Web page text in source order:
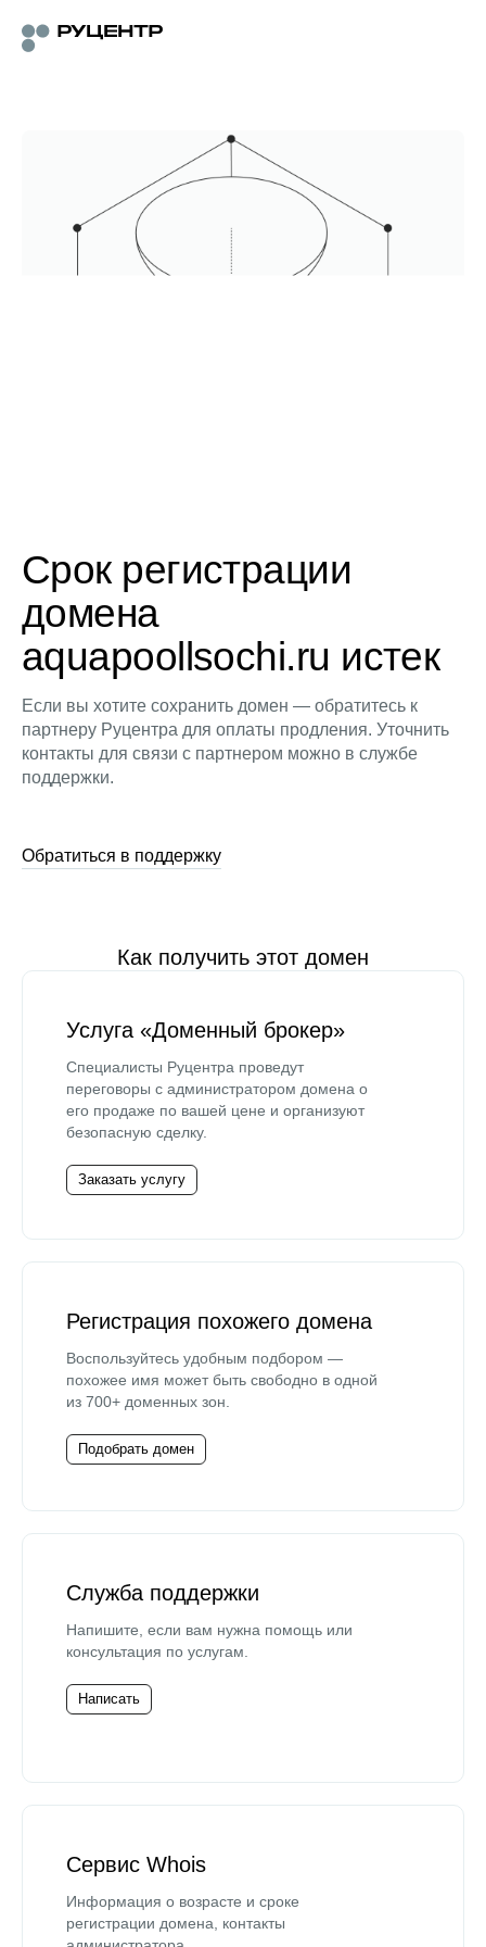
Срок регистрации
домена
aquapoollsochi.ru истек
Если вы хотите сохранить домен — обратитесь к
партнеру Руцентра для оплаты продления. Уточнить
контакты для связи с партнером можно в службе
поддержки.
Обратиться в поддержку
Как получить этот домен
Услуга «Доменный брокер»
Специалисты Руцентра проведут
переговоры с администратором домена о
его продаже по вашей цене и организуют
безопасную сделку.
Заказать услугу
Регистрация похожего домена
Воспользуйтесь удобным подбором —
похожее имя может быть свободно в одной
из 700+ доменных зон.
Подобрать домен
Служба поддержки
Напишите, если вам нужна помощь или
консультация по услугам.
Написать
Сервис Whois
Информация о возрасте и сроке
регистрации домена, контакты